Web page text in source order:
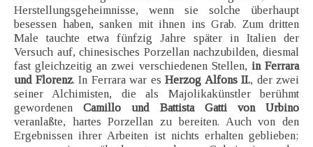
Herstellungsgeheimnisse, wenn sie solche überhaupt
besessen haben, sanken mit ihnen ins Grab. Zum dritten
Male tauchte etwa fünfzig Jahre später in Italien der
Versuch auf, chinesisches Porzellan nachzubilden, diesmal
fast gleichzeitig an zwei verschiedenen Stellen, in Ferrara
und Florenz. In Ferrara war es Herzog Alfons II., der zwei
seiner Alchimisten, die als Majolikakünstler berühmt
gewordenenCamillo und Battista Gatti von Urbino
veranlaßte, hartes Porzellan zu bereiten. Auch von den
Ergebnissen ihrer Arbeiten ist nichts erhalten geblieben;